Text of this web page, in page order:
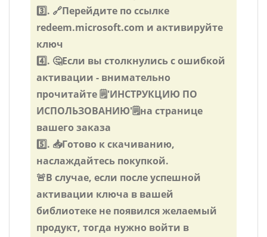
3️⃣. 🔗Перейдите по ссылке
redeem.microsoft.com и активируйте
ключ
4️⃣. 🤔Если вы столкнулись с ошибкой
активации - внимательно
прочитайте 🗒️️'ИНСТРУКЦИЮ ПО
ИСПОЛЬЗОВАНИЮ'🗒️️на странице
вашего заказа
5️⃣. 📥Готово к скачиванию,
наслаждайтесь покупкой.
🚨В случае, если после успешной
активации ключа в вашей
библиотеке не появился желаемый
продукт, тогда нужно войти в